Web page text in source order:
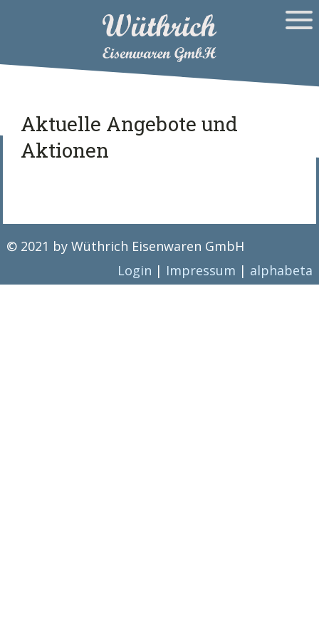
Aktuelle Angebote und
Aktionen
© 2021 by Wüthrich Eisenwaren GmbH
Login | Impressum | alphabeta